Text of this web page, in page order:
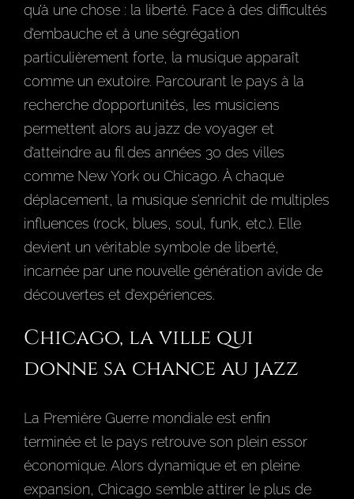
qu’à une chose : la liberté. Face à des difficultés
d’embauche et à une ségrégation
particulièrement forte, la musique apparaît
comme un exutoire. Parcourant le pays à la
recherche d’opportunités, les musiciens
permettent alors au jazz de voyager et
d’atteindre au fil des années 30 des villes
comme New York ou Chicago. À chaque
déplacement, la musique s’enrichit de multiples
influences (rock, blues, soul, funk, etc.). Elle
devient un véritable symbole de liberté,
incarnée par une nouvelle génération avide de
découvertes et d’expériences.
Chicago, la ville qui
donne sa chance au jazz
La Première Guerre mondiale est enfin
terminée et le pays retrouve son plein essor
économique. Alors dynamique et en pleine
expansion, Chicago semble attirer le plus de